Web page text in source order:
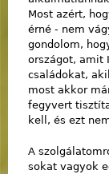
Most azért,
érné - nem
gondolom,
országot, amit
családokat,
most akkor
fegyvert
kell, és ezt
A
sokat vagyok